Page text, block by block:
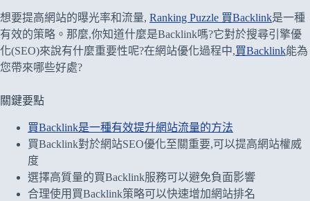
想要提高網站的曝光率和流量, Ranking Puzzle 買Backlink是一種
有效的策略。那麼,你知道什麼是Backlink嗎?它對於搜尋引擎優
化(SEO)來說有什麼重要性呢?在網站優化過程中,買Backlink能為
您帶來哪些好處?
關鍵要點
買Backlink是一種有效提升網站流量的方法
買Backlink對於網站SEO優化至關重要,可以提高網站權威
度
選擇高質量的買Backlink服務可以避免負面影響
合理使用買Backlink策略可以快速增加網站排名